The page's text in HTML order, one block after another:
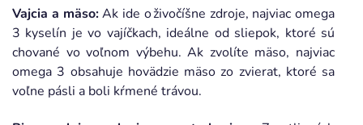
Vajcia a mäso:Ak ide o živočíšne zdroje, najviac omega
3 kyselín je vo vajíčkach, ideálne od sliepok, ktoré sú
chované vo voľnom výbehu. Ak zvolíte mäso, najviac
omega 3 obsahuje hovädzie mäso zo zvierat, ktoré sa
voľne pásli a boli kŕmené trávou.